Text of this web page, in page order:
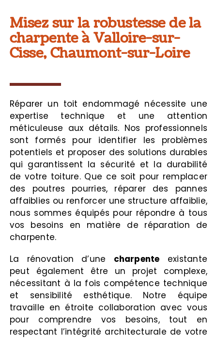
Misez sur la robustesse de la
charpente à Valloire-sur-
Cisse, Chaumont-sur-Loire
Réparer un toit endommagé nécessite une
expertise technique et une attention
méticuleuse aux détails. Nos professionnels
sont formés pour identifier les problèmes
potentiels et proposer des solutions durables
qui garantissent la sécurité et la durabilité
de votre toiture. Que ce soit pour remplacer
des poutres pourries, réparer des pannes
affaiblies ou renforcer une structure affaiblie,
nous sommes équipés pour répondre à tous
vos besoins en matière de réparation de
charpente.
La rénovation d’une charpente existante
peut également être un projet complexe,
nécessitant à la fois compétence technique
et sensibilité esthétique. Notre équipe
travaille en étroite collaboration avec vous
pour comprendre vos besoins, tout en
respectant l’intégrité architecturale de votre